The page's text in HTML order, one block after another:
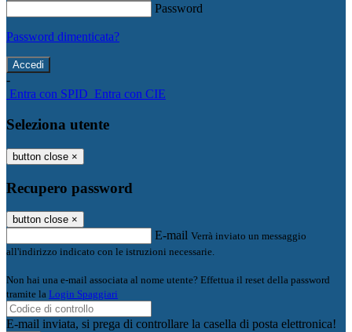
Password
Password dimenticata?
-
Entra con SPID Entra con CIE
Seleziona utente
button close ×
Recupero password
button close ×
E-mail Verrà inviato un messaggio
all'indirizzo indicato con le istruzioni necessarie.
Non hai una e-mail associata al nome utente? Effettua il reset della password
tramite la Login Spaggiari
E-mail inviata, si prega di controllare la casella di posta elettronica!